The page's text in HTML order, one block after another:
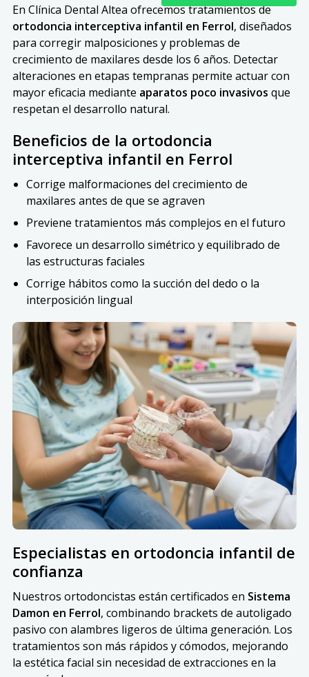
En Clínica Dental Altea ofrecemos tratamientos de
ortodoncia interceptiva infantil en Ferrol, diseñados
para corregir malposiciones y problemas de
crecimiento de maxilares desde los 6 años. Detectar
alteraciones en etapas tempranas permite actuar con
mayor eficacia mediante aparatos poco invasivos que
respetan el desarrollo natural.
Beneficios de la ortodoncia
interceptiva infantil en Ferrol
Corrige malformaciones del crecimiento de
maxilares antes de que se agraven
Previene tratamientos más complejos en el futuro
Favorece un desarrollo simétrico y equilibrado de
las estructuras faciales
Corrige hábitos como la succión del dedo o la
interposición lingual
Especialistas en ortodoncia infantil de
confianza
Nuestros ortodoncistas están certificados en Sistema
Damon en Ferrol, combinando brackets de autoligado
pasivo con alambres ligeros de última generación. Los
tratamientos son más rápidos y cómodos, mejorando
la estética facial sin necesidad de extracciones en la